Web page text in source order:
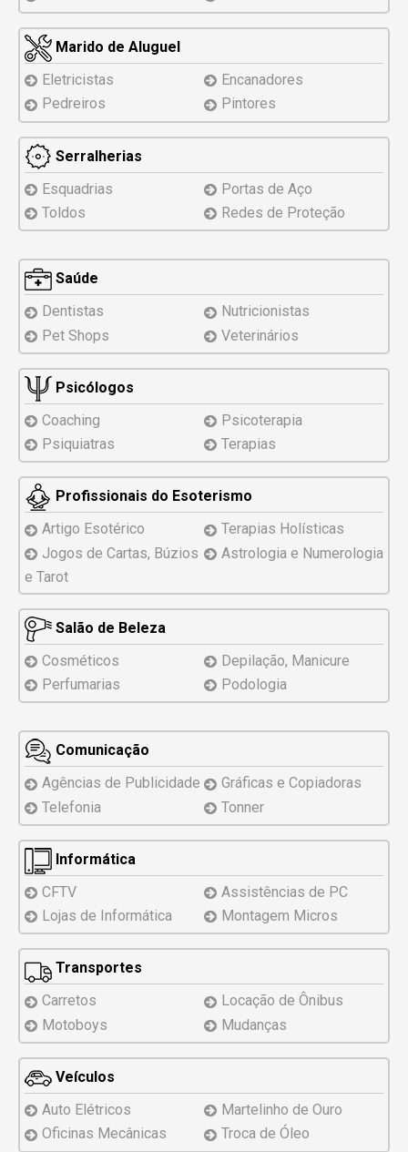
Marido de Aluguel
Eletricistas
Encanadores
Pedreiros
Pintores
Serralherias
Esquadrias
Portas de Aço
Toldos
Redes de Proteção
Saúde
Dentistas
Nutricionistas
Pet Shops
Veterinários
Psicólogos
Coaching
Psicoterapia
Psiquiatras
Terapias
Profissionais do Esoterismo
Artigo Esotérico
Terapias Holísticas
Jogos de Cartas, Búzios
e Tarot
Astrologia e Numerologia
Salão de Beleza
Cosméticos
Depilação, Manicure
Perfumarias
Podologia
Comunicação
Agências de Publicidade
Gráficas e Copiadoras
Telefonia
Tonner
Informática
CFTV
Assistências de PC
Lojas de Informática
Montagem Micros
Transportes
Carretos
Locação de Ônibus
Motoboys
Mudanças
Veículos
Auto Elétricos
Martelinho de Ouro
Oficinas Mecânicas
Troca de Óleo